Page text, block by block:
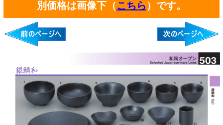
別価格は画像下（こちら ）です。